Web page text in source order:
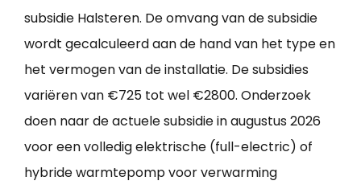
subsidie Halsteren. De omvang van de subsidie
wordt gecalculeerd aan de hand van het type en
het vermogen van de installatie. De subsidies
variëren van €725 tot wel €2800. Onderzoek
doen naar de actuele subsidie in augustus 2026
voor een volledig elektrische (full-electric) of
hybride warmtepomp voor verwarming